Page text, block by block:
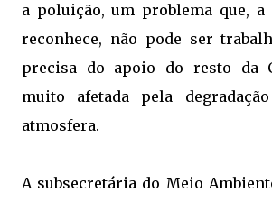
a poluição, um problema que,
reconhece, não pode ser
precisa do apoio do resto da
muito afetada pela
atmosfera.
A subsecretária do Meio